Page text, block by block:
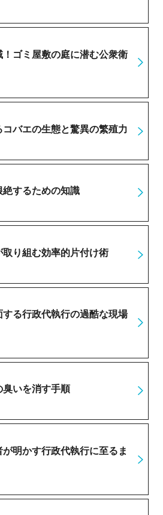
ゴミ屋敷の庭に潜む公衆衛
バエの生態と驚異の繁殖力
絶するための知識
り組む効率的片付け術
る行政代執行の過酷な現場
臭いを消す手順
明かす行政代執行に至るま